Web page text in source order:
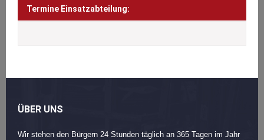
Termine Einsatzabteilung:
ÜBER UNS
Wir stehen den Bürgern 24 Stunden täglich an 365 Tagen im Jahr